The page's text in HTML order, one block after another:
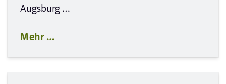
Augsburg …
Mehr …